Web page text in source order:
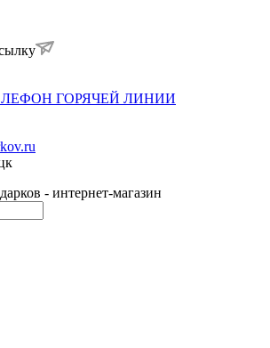
ГОРЯЧЕЙ ЛИНИИ
- интернет-магазин